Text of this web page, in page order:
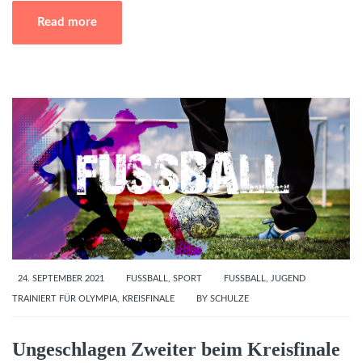
Read more
24. SEPTEMBER 2021 FUSSBALL , SPORT FUSSBALL , JUGEND
TRAINIERT FÜR OLYMPIA, KREISFINALE BY SCHULZE
Ungeschlagen Zweiter beim Kreisfinale